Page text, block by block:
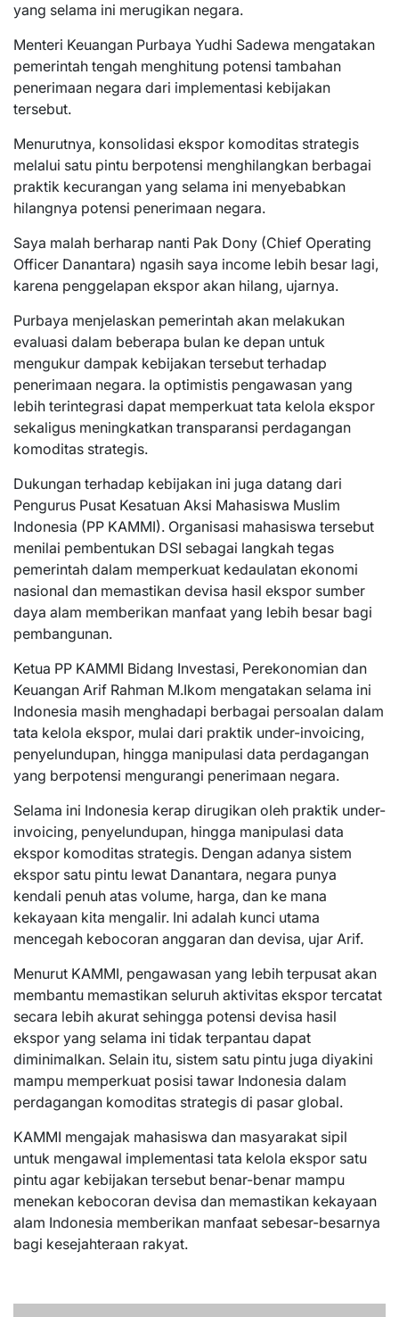
yang selama ini merugikan negara.
Menteri Keuangan Purbaya Yudhi Sadewa mengatakan
pemerintah tengah menghitung potensi tambahan
penerimaan negara dari implementasi kebijakan
tersebut.
Menurutnya, konsolidasi ekspor komoditas strategis
melalui satu pintu berpotensi menghilangkan berbagai
praktik kecurangan yang selama ini menyebabkan
hilangnya potensi penerimaan negara.
Saya malah berharap nanti Pak Dony (Chief Operating
Officer Danantara) ngasih saya income lebih besar lagi,
karena penggelapan ekspor akan hilang, ujarnya.
Purbaya menjelaskan pemerintah akan melakukan
evaluasi dalam beberapa bulan ke depan untuk
mengukur dampak kebijakan tersebut terhadap
penerimaan negara. Ia optimistis pengawasan yang
lebih terintegrasi dapat memperkuat tata kelola ekspor
sekaligus meningkatkan transparansi perdagangan
komoditas strategis.
Dukungan terhadap kebijakan ini juga datang dari
Pengurus Pusat Kesatuan Aksi Mahasiswa Muslim
Indonesia (PP KAMMI). Organisasi mahasiswa tersebut
menilai pembentukan DSI sebagai langkah tegas
pemerintah dalam memperkuat kedaulatan ekonomi
nasional dan memastikan devisa hasil ekspor sumber
daya alam memberikan manfaat yang lebih besar bagi
pembangunan.
Ketua PP KAMMI Bidang Investasi, Perekonomian dan
Keuangan Arif Rahman M.Ikom mengatakan selama ini
Indonesia masih menghadapi berbagai persoalan dalam
tata kelola ekspor, mulai dari praktik under-invoicing,
penyelundupan, hingga manipulasi data perdagangan
yang berpotensi mengurangi penerimaan negara.
Selama ini Indonesia kerap dirugikan oleh praktik under-
invoicing, penyelundupan, hingga manipulasi data
ekspor komoditas strategis. Dengan adanya sistem
ekspor satu pintu lewat Danantara, negara punya
kendali penuh atas volume, harga, dan ke mana
kekayaan kita mengalir. Ini adalah kunci utama
mencegah kebocoran anggaran dan devisa, ujar Arif.
Menurut KAMMI, pengawasan yang lebih terpusat akan
membantu memastikan seluruh aktivitas ekspor tercatat
secara lebih akurat sehingga potensi devisa hasil
ekspor yang selama ini tidak terpantau dapat
diminimalkan. Selain itu, sistem satu pintu juga diyakini
mampu memperkuat posisi tawar Indonesia dalam
perdagangan komoditas strategis di pasar global.
KAMMI mengajak mahasiswa dan masyarakat sipil
untuk mengawal implementasi tata kelola ekspor satu
pintu agar kebijakan tersebut benar-benar mampu
menekan kebocoran devisa dan memastikan kekayaan
alam Indonesia memberikan manfaat sebesar-besarnya
bagi kesejahteraan rakyat.